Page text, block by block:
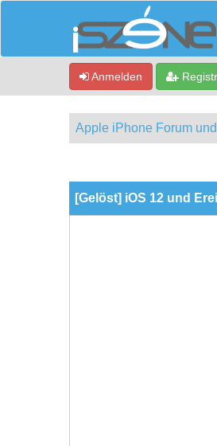
Anmelden
Apple iPhone Forum
[Gelöst] iOS 12 und